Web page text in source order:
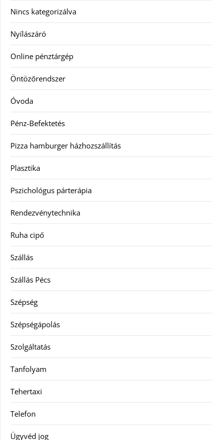
Nincs kategorizálva
Nyílászáró
Online pénztárgép
Öntözőrendszer
Óvoda
Pénz-Befektetés
Pizza hamburger házhozszállítás
Plasztika
Pszichológus párterápia
Rendezvénytechnika
Ruha cipő
Szállás
Szállás Pécs
Szépség
Szépségápolás
Szolgáltatás
Tanfolyam
Tehertaxi
Telefon
Ügyvéd jog